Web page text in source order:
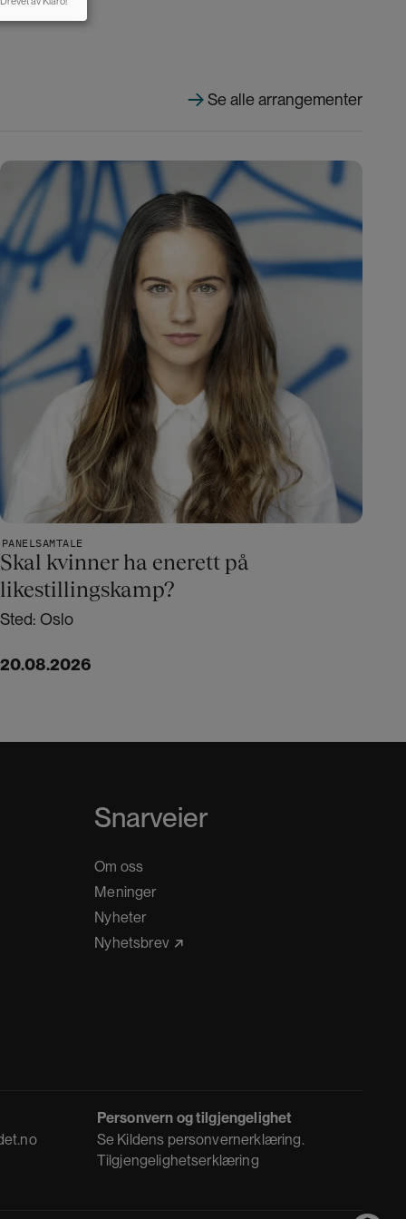
Se alle arrangementer
PANELSAMTALE
Skal kvinner ha enerett på
likestillingskamp?
Sted: Oslo
20.08.2026
Bilde
Snarveier
Om oss
Meninger
Nyheter
Nyhetsbrev
Personvern og tilgjengelighet
Se Kildens personvernerklæring.
Tilgjengelighetserklæring